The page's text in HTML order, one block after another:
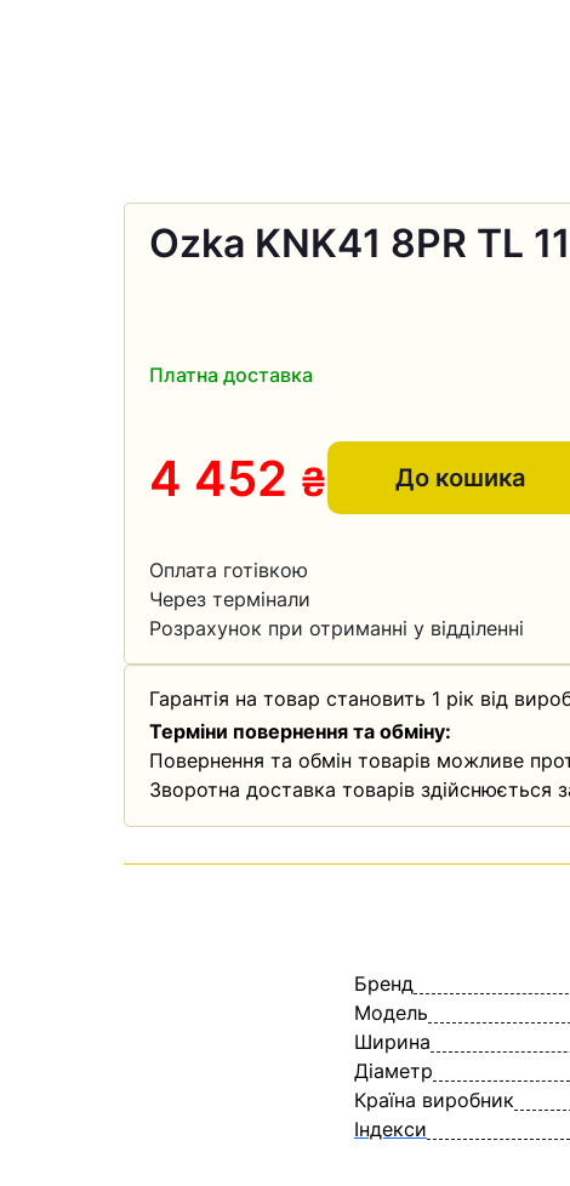
Ozka KNK41 8PR TL
Платна доставка
4 452 ₴ До кошика
Оплата готівкою
Через термінали
Розрахунок при отриманні у відділенні
Гарантія на товар становить 1 рік від
Терміни повернення та обміну:
Повернення та обмін товарів можливе
Зворотна доставка товарів здійснюється
Бренд
Модель
Ширина
Діаметр
Країна виробник
Індекси